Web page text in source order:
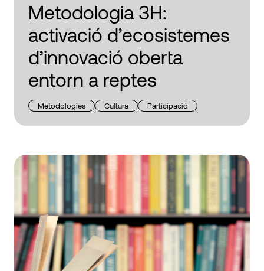
Metodologia 3H:
activació d’ecosistemes
d’innovació oberta
entorn a reptes
Metodologies Cultura Participació